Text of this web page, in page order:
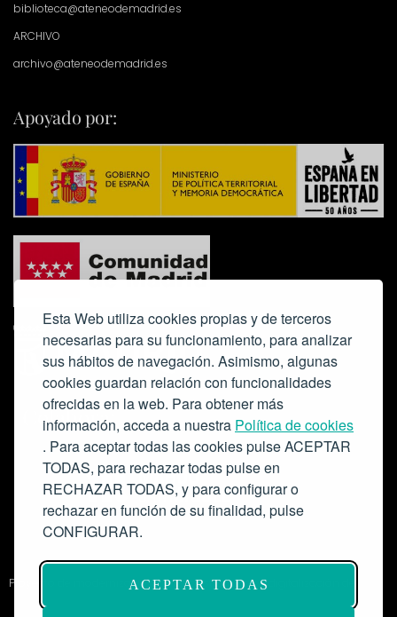
Esta Web utiliza cookies propias y de terceros
necesarias para su funcionamiento, para analizar
sus hábitos de navegación. Asimismo, algunas
cookies guardan relación con funcionalidades
ofrecidas en la web. Para obtener más
información, acceda a nuestra Política de cookies
. Para aceptar todas las cookies pulse ACEPTAR
TODAS, para rechazar todas pulse en
RECHAZAR TODAS, y para configurar o
rechazar en función de su finalidad, pulse
CONFIGURAR.
ACEPTAR TODAS
biblioteca@ateneodemadrid.es
ARCHIVO
archivo@ateneodemadrid.es
Apoyado por:
Colabora:
Proyecto de modernización de infraestructuras y digitalización del
Salón de Actos del Ateneo de Madrid como espacio escénico-musical.